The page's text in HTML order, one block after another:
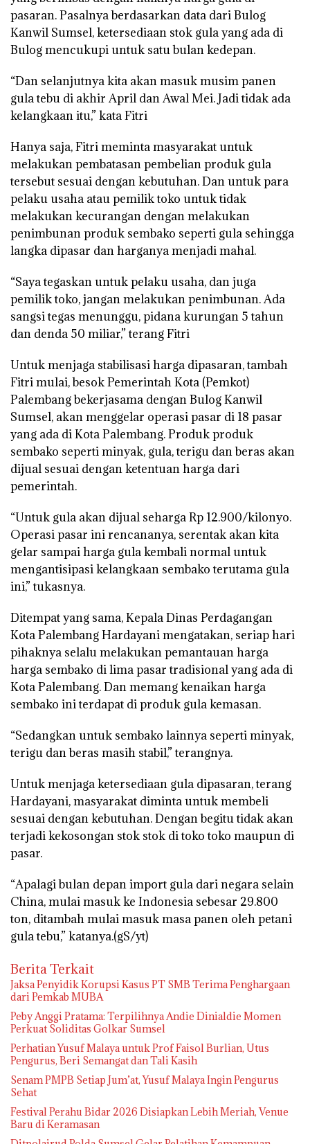
pasaran. Pasalnya berdasarkan data dari Bulog
Kanwil Sumsel, ketersediaan stok gula yang ada di
Bulog mencukupi untuk satu bulan kedepan.
“Dan selanjutnya kita akan masuk musim panen
gula tebu di akhir April dan Awal Mei. Jadi tidak ada
kelangkaan itu,” kata Fitri
Hanya saja, Fitri meminta masyarakat untuk
melakukan pembatasan pembelian produk gula
tersebut sesuai dengan kebutuhan. Dan untuk para
pelaku usaha atau pemilik toko untuk tidak
melakukan kecurangan dengan melakukan
penimbunan produk sembako seperti gula sehingga
langka dipasar dan harganya menjadi mahal.
“Saya tegaskan untuk pelaku usaha, dan juga
pemilik toko, jangan melakukan penimbunan. Ada
sangsi tegas menunggu, pidana kurungan 5 tahun
dan denda 50 miliar,” terang Fitri
Untuk menjaga stabilisasi harga dipasaran, tambah
Fitri mulai, besok Pemerintah Kota (Pemkot)
Palembang bekerjasama dengan Bulog Kanwil
Sumsel, akan menggelar operasi pasar di 18 pasar
yang ada di Kota Palembang. Produk produk
sembako seperti minyak, gula, terigu dan beras akan
dijual sesuai dengan ketentuan harga dari
pemerintah.
“Untuk gula akan dijual seharga Rp 12.900/kilonyo.
Operasi pasar ini rencananya, serentak akan kita
gelar sampai harga gula kembali normal untuk
mengantisipasi kelangkaan sembako terutama gula
ini,” tukasnya.
Ditempat yang sama, Kepala Dinas Perdagangan
Kota Palembang Hardayani mengatakan, seriap hari
pihaknya selalu melakukan pemantauan harga
harga sembako di lima pasar tradisional yang ada di
Kota Palembang. Dan memang kenaikan harga
sembako ini terdapat di produk gula kemasan.
“Sedangkan untuk sembako lainnya seperti minyak,
terigu dan beras masih stabil,” terangnya.
Untuk menjaga ketersediaan gula dipasaran, terang
Hardayani, masyarakat diminta untuk membeli
sesuai dengan kebutuhan. Dengan begitu tidak akan
terjadi kekosongan stok stok di toko toko maupun di
pasar.
“Apalagi bulan depan import gula dari negara selain
China, mulai masuk ke Indonesia sebesar 29.800
ton, ditambah mulai masuk masa panen oleh petani
gula tebu,” katanya.(gS/yt)
Berita Terkait
Jaksa Penyidik Korupsi Kasus PT SMB Terima Penghargaan
dari Pemkab MUBA
Peby Anggi Pratama: Terpilihnya Andie Dinialdie Momen
Perkuat Soliditas Golkar Sumsel
Perhatian Yusuf Malaya untuk Prof Faisol Burlian, Utus
Pengurus, Beri Semangat dan Tali Kasih
Senam PMPB Setiap Jum’at, Yusuf Malaya Ingin Pengurus
Sehat
Festival Perahu Bidar 2026 Disiapkan Lebih Meriah, Venue
Baru di Keramasan